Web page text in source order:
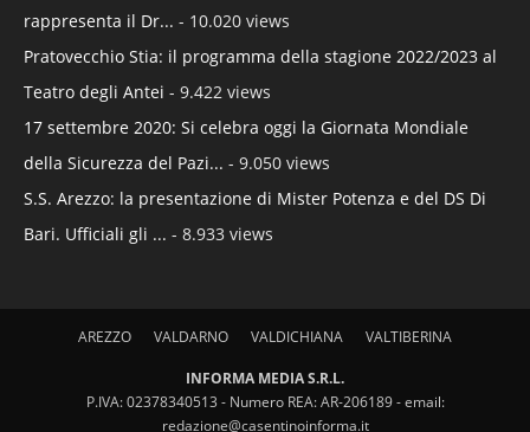
rappresenta il Dr... - 10.020 views
Pratovecchio Stia: il programma della stagione 2022/2023 al
Teatro degli Antei - 9.422 views
17 settembre 2020: Si celebra oggi la Giornata Mondiale
della Sicurezza del Pazi... - 9.050 views
S.S. Arezzo: la presentazione di Mister Potenza e del DS Di
Bari. Ufficiali gli ... - 8.933 views
AREZZO VALDARNO VALDICHIANA VALTIBERINA
INFORMA MEDIA S.R.L.
P.IVA: 02378340513 - Numero REA: AR-206189 - email:
redazione@casentinoinforma.it